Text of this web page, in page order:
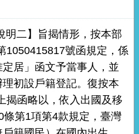
明二】旨揭情形，按本部
1050415817號函規定，係
居」函文予當事人，並
初設戶籍登記。復按本
揭函略以，依入出國及移
條第1項第4款規定，臺灣